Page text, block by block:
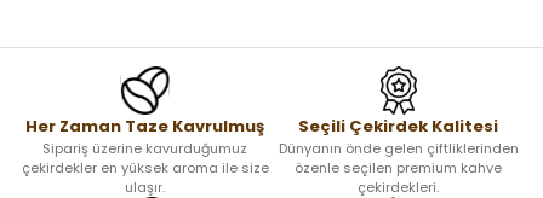
Her Zaman Taze Kavrulmuş
Sipariş üzerine kavurduğumuz
çekirdekler en yüksek aroma ile size
ulaşır.
Seçili Çekirdek Kalitesi
Dünyanın önde gelen çiftliklerinden
özenle seçilen premium kahve
çekirdekleri.